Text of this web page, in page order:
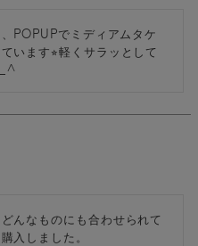
POPUPでミディアムタケ
います⭐︎軽くサラッとして
んなものにも合わせられて
入しました。